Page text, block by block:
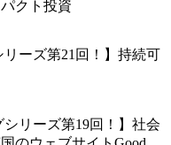
リーズ第21回！】持続可